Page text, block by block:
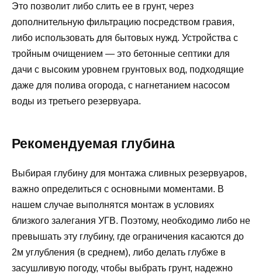
Это позволит либо слить ее в грунт, через
дополнительную фильтрацию посредством гравия,
либо использовать для бытовых нужд. Устройства с
тройным очищением — это бетонные септики для
дачи с высоким уровнем грунтовых вод, подходящие
даже для полива огорода, с нагнетанием насосом
воды из третьего резервуара.
Рекомендуемая глубина
Выбирая глубину для монтажа сливных резервуаров,
важно определиться с основными моментами. В
нашем случае выполнятся монтаж в условиях
близкого залегания УГВ. Поэтому, необходимо либо не
превышать эту глубину, где ограничения касаются до
2м углубления (в среднем), либо делать глубже в
засушливую погоду, чтобы выбрать грунт, надежно